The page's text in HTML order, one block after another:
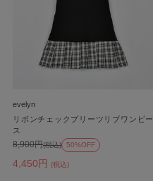
evelyn
リボンチェックプリーツリブワンピー
ス
4,450円 (税込)
8,900円(税込) 50%OFF